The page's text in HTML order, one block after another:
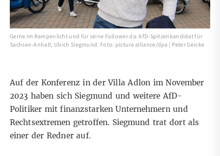
Gerne im Rampenlicht und für seine Follower da: AfD-Spitzenkandidat für
Sachsen-Anhalt, Ulrich Siegmund. Foto: picture alliance/dpa | Peter Gercke
Auf der Konferenz in derVilla Adlon im November
2023 haben sich Siegmund und weitere AfD-
Politiker mit finanzstarken Unternehmern und
Rechtsextremen getroffen. Siegmund trat dort als
einer der Redner auf.